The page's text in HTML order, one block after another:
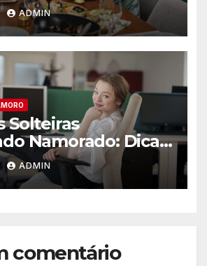
ADMIN
Solteiras
Namorado: Dicas
o Amor
ADMIN
comentário